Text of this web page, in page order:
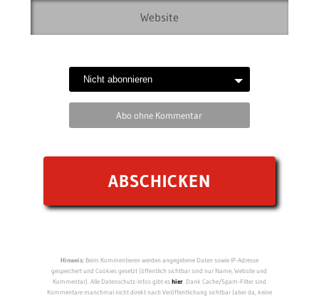
Abo ohne Kommentar
Hinweis:Beim Kommentieren werden angegebene Daten sowie IP-Adresse
gespeichert und Cookies gesetzt (öffentlich sichtbar sind nur Name, Website und
Kommentar). Alle Datenschutz-Infos gibt eshier. Dank Cache/Spam-Filter sind
Kommentare manchmal nicht direkt nach Veröffentlichung sichtbar (aber da, keine